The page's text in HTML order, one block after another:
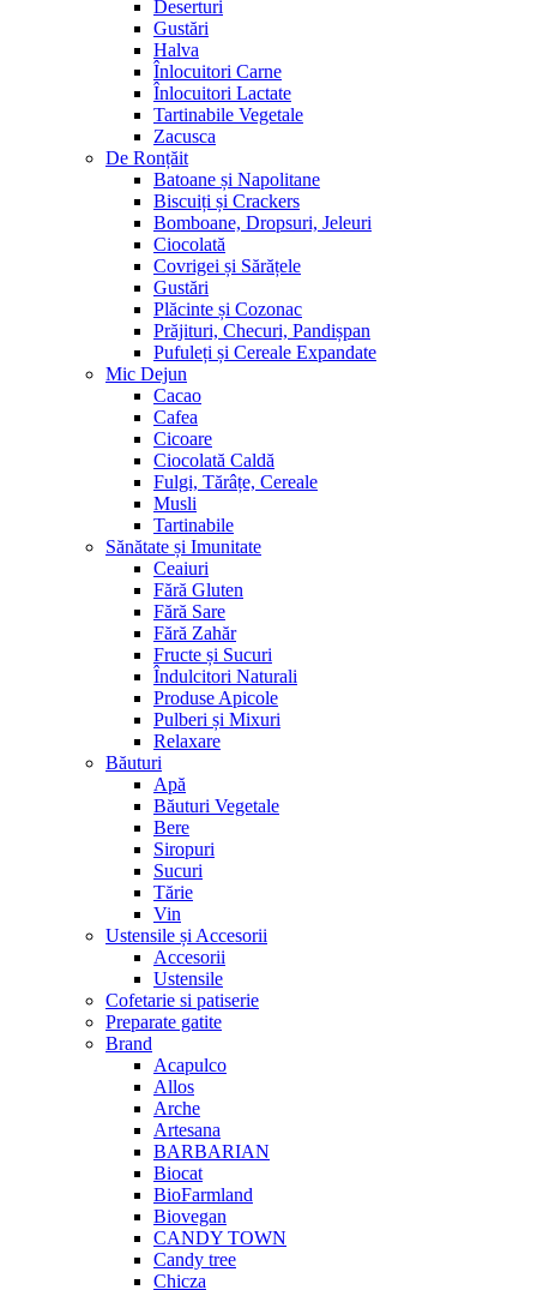
Deserturi
Gustări
Halva
Înlocuitori Carne
Înlocuitori Lactate
Tartinabile Vegetale
Zacusca
De Ronțăit
Batoane și Napolitane
Biscuiți și Crackers
Bomboane, Dropsuri, Jeleuri
Ciocolată
Covrigei și Sărățele
Gustări
Plăcinte și Cozonac
Prăjituri, Checuri, Pandișpan
Pufuleți și Cereale Expandate
Mic Dejun
Cacao
Cafea
Cicoare
Ciocolată Caldă
Fulgi, Tărâțe, Cereale
Musli
Tartinabile
Sănătate și Imunitate
Ceaiuri
Fără Gluten
Fără Sare
Fără Zahăr
Fructe și Sucuri
Îndulcitori Naturali
Produse Apicole
Pulberi și Mixuri
Relaxare
Băuturi
Apă
Băuturi Vegetale
Bere
Siropuri
Sucuri
Tărie
Vin
Ustensile și Accesorii
Accesorii
Ustensile
Cofetarie si patiserie
Preparate gatite
Brand
Acapulco
Allos
Arche
Artesana
BARBARIAN
Biocat
BioFarmland
Biovegan
CANDY TOWN
Candy tree
Chicza